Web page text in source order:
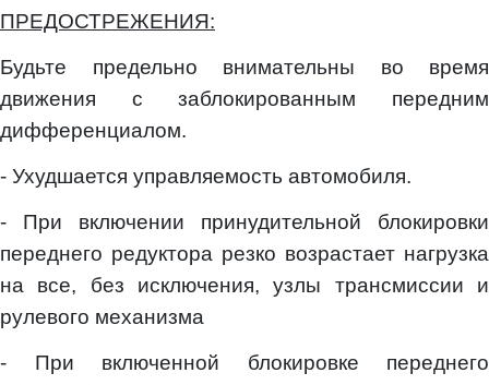
ПРЕДОСТРЕЖЕНИЯ:
Будьте предельно внимательны во время
движения с заблокированным передним
дифференциалом.
- Ухудшается управляемость автомобиля.
- При включении принудительной блокировки
переднего редуктора резко возрастает нагрузка
на все, без исключения, узлы трансмиссии и
рулевого механизма
- При включенной блокировке переднего